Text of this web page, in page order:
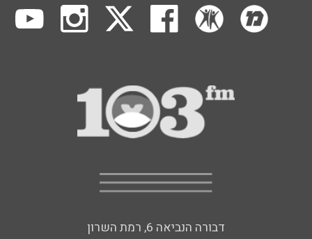
דבורה הנביאה 6, רמת השרון